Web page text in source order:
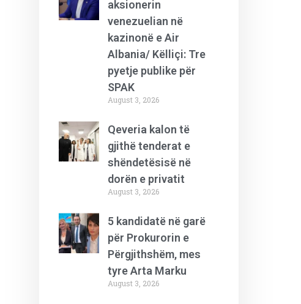
aksionerin
venezuelian në
kazinonë e Air
Albania/ Këlliçi: Tre
pyetje publike për
SPAK
August 3, 2026
Qeveria kalon të
gjithë tenderat e
shëndetësisë në
dorën e privatit
August 3, 2026
5 kandidatë në garë
për Prokurorin e
Përgjithshëm, mes
tyre Arta Marku
August 3, 2026